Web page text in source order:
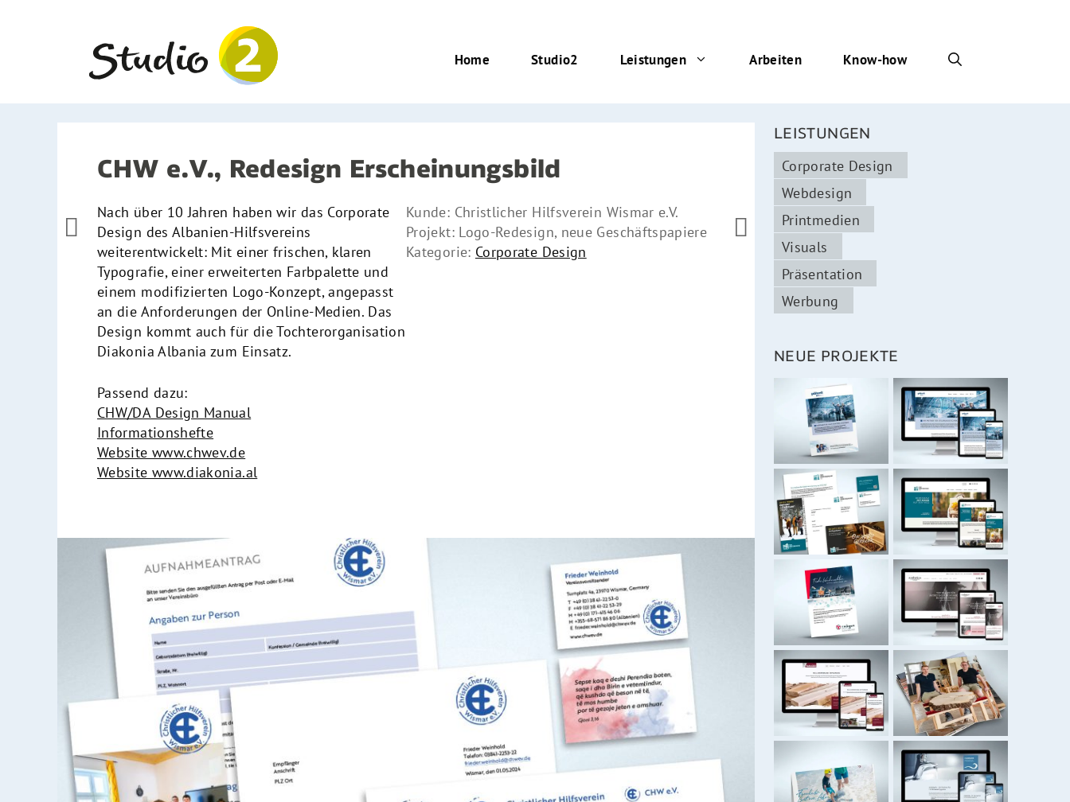
Home Studio2 Leistungen Arbeiten Know-how
CHW e.V., Redesign Erscheinungsbild
 
Nach über 10 Jahren haben wir das Corporate
Design des Albanien-Hilfsvereins
weiterentwickelt: Mit einer frischen, klaren
Typografie, einer erweiterten Farbpalette und
einem modifizierten Logo-Konzept, angepasst
an die Anforderungen der Online-Medien. Das
Design kommt auch für die Tochter­organi­sation
Diakonia Albania zum Einsatz.
Passend dazu:
CHW/DA Design Manual
Informationshefte
Website www.chwev.de
Website www.diakonia.al
Kunde: Christlicher Hilfsverein Wismar e.V.
Projekt: Logo-Redesign, neue Geschäftspapiere
Kategorie: Corporate Design
LEISTUNGEN
Corporate Design
Webdesign
Printmedien
Visuals
Präsentation
Werbung
NEUE PROJEKTE